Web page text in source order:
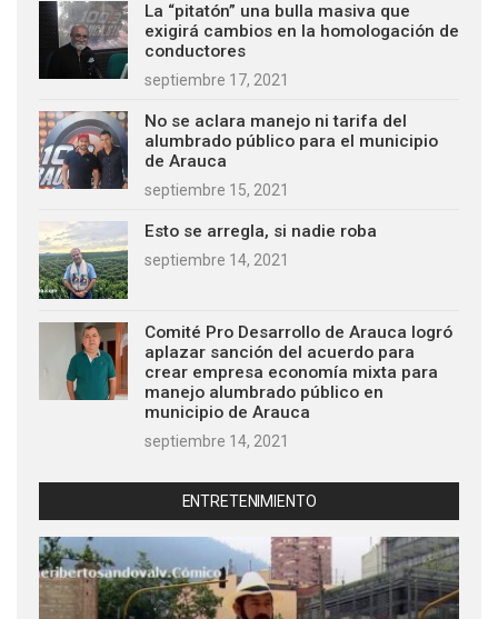
La “pitatón” una bulla masiva que
exigirá cambios en la homologación de
conductores
septiembre 17, 2021
No se aclara manejo ni tarifa del
alumbrado público para el municipio
de Arauca
septiembre 15, 2021
Esto se arregla, si nadie roba
septiembre 14, 2021
Comité Pro Desarrollo de Arauca logró
aplazar sanción del acuerdo para
crear empresa economía mixta para
manejo alumbrado público en
municipio de Arauca
septiembre 14, 2021
ENTRETENIMIENTO